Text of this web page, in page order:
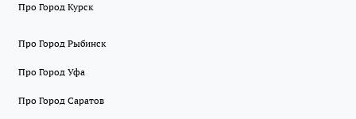
Про Город Курск
Про Город Рыбинск
Про Город Уфа
Про Город Саратов